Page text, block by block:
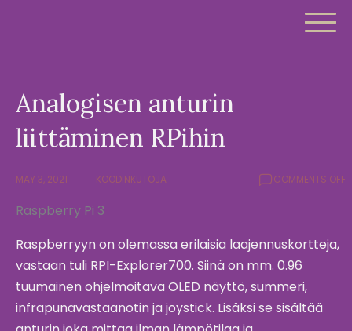
Analogisen anturin
liittäminen RPihin
MAY 3, 2021 KOODINKUTOJA COMMENTS OFF
Raspberry Pi 3
Raspberryyn on olemassa erilaisia laajennuskortteja,
vastaan tuli RPI-Explorer700. Siinä on mm. 0.96
tuumainen ohjelmoitava OLED näyttö, summeri,
infrapunavastaanotin ja joystick. Lisäksi se sisältää